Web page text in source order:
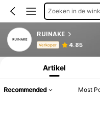
Zoeken in de
RUINAKE
Verkoper 4.85
Productinformatie:
Artikel
Recommended Most